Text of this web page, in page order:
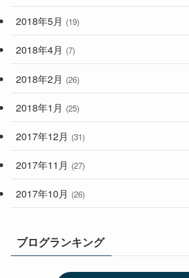
2018年5月 (19)
2018年4月 (7)
2018年2月 (26)
2018年1月 (25)
2017年12月 (31)
2017年11月 (27)
2017年10月 (26)
ブログランキング